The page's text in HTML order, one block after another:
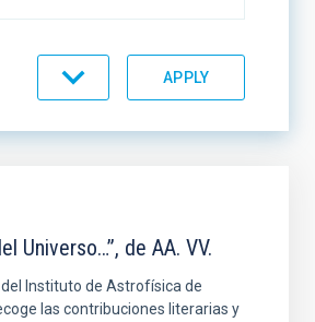
ORDER
Universo…”, de AA. VV.
Instituto de Astrofísica de
las contribuciones literarias y